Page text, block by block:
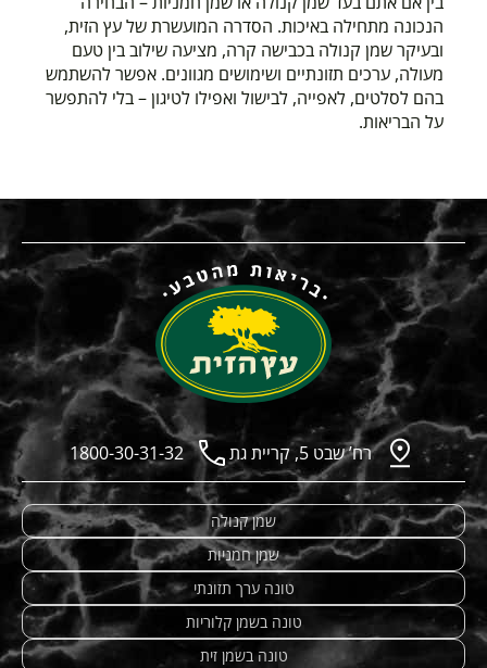
הנכונה מתחילה באיכות. הסדרה המועשרת של עץ הזית,
ובעיקר שמן קנולה בכבישה קרה, מציעה שילוב בין טעם
מעולה, ערכים תזונתיים ושימושים מגוונים. אפשר להשתמש
בהם לסלטים, לאפייה, לבישול ואפילו לטיגון – בלי להתפשר
על הבריאות.
רח’ שבט 5, קריית גת 1800-30-31-32
שמן קנולה
שמן חמניות
טונה ערך תזונתי
טונה בשמן קלוריות
טונה בשמן זית